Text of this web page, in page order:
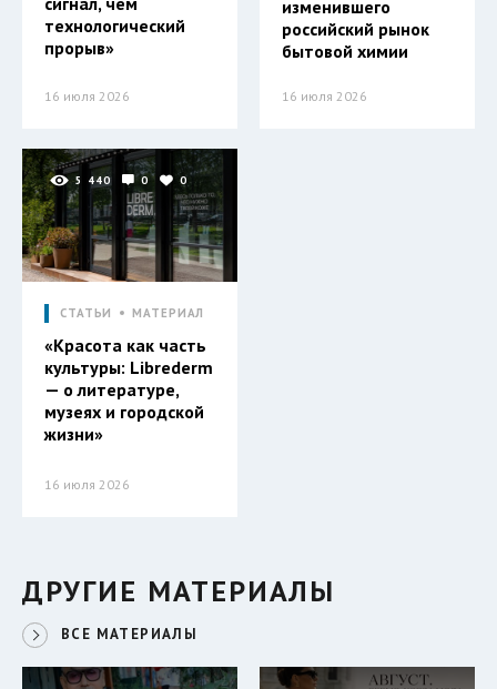
технологический
прорыв»
16 июля 2026
изменившего
российский рынок
бытовой химии
16 июля 2026
5 440 0 0
СТАТЬИ МАТЕРИАЛ
«Красота как часть
культуры: Librederm
— о литературе,
музеях и городской
жизни»
16 июля 2026
ДРУГИЕ МАТЕРИАЛЫ
ВСЕ МАТЕРИАЛЫ